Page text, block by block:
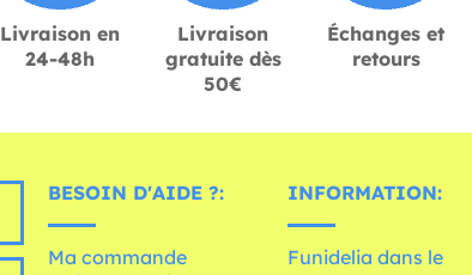
Livraison en
24-48h
Livraison
gratuite dès
50€
Échanges et
retours
BESOIN D'AIDE ?:
Ma commande
INFORMATION:
Funidelia dans le